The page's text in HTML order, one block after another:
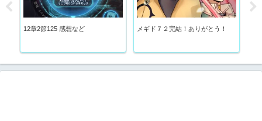
12章2節125 感想など メギド７２完結！ありがとう！